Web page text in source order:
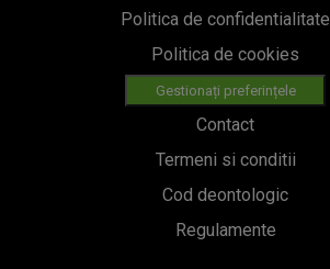
Politica de confidentialitate
Politica de cookies
Gestionați preferințele
Contact
Termeni si conditii
Cod deontologic
Regulamente